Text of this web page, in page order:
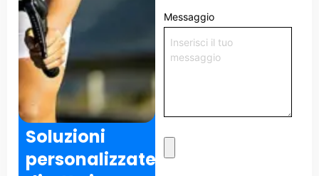
Messaggio
Soluzioni
personalizzate